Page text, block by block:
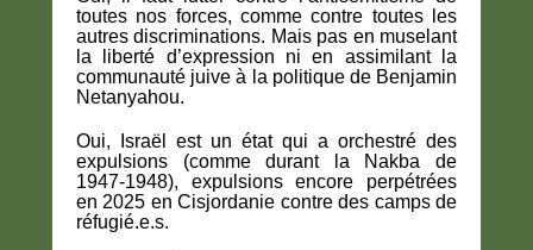
toutes nos forces, comme contre toutes les
autres discriminations. Mais pas en muselant
la liberté d’expression ni en assimilant la
communauté juive à la politique de Benjamin
Netanyahou.
Oui, Israël est un état qui a orchestré des
expulsions (comme durant la Nakba de
1947-1948), expulsions encore perpétrées
en 2025 en Cisjordanie contre des camps de
réfugié.e.s.